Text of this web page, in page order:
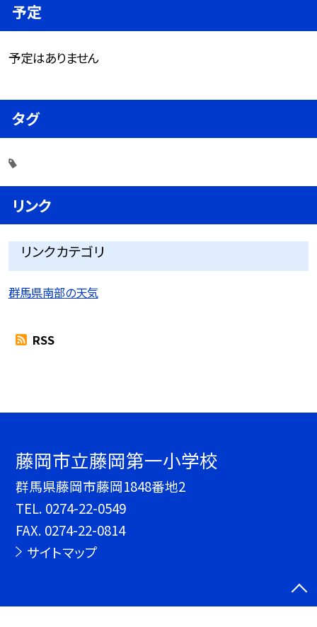
予定
予定はありません
タグ
リンク
リンクカテゴリ
群馬県南部の天気
RSS
藤岡市立藤岡第一小学校
群馬県藤岡市藤岡1848番地2
TEL. 0274-22-0549
FAX. 0274-22-0814
サイトマップ